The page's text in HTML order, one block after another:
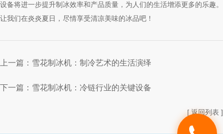
设备将进一步提升制冰效率和产品质量，为人们的生活增添更多的乐趣。
让我们在炎炎夏日，尽情享受清凉美味的冰品吧！
上一篇： 雪花制冰机：制冷艺术的生活演绎
下一篇： 雪花制冰机：冷链行业的关键设备
[ 返回列表 ]